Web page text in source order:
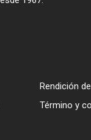
Rendición
Término y